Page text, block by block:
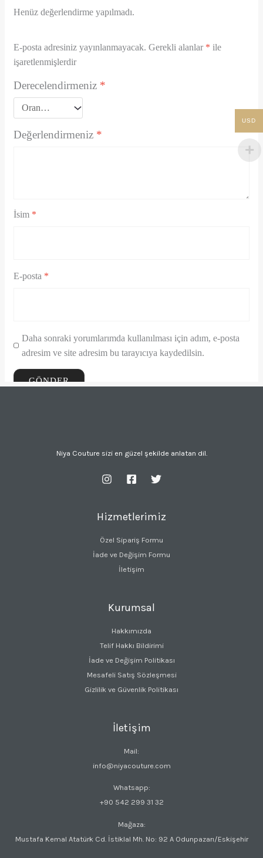
Henüz değerlendirme yapılmadı.
E-posta adresiniz yayınlanmayacak. Gerekli alanlar * ile
işaretlenmişlerdir
Derecelendirmeniz *
Değerlendirmeniz *
İsim *
E-posta *
Daha sonraki yorumlarımda kullanılması için adım, e-posta
adresim ve site adresim bu tarayıcıya kaydedilsin.
Niya Couture sizi en güzel şekilde anlatan dil.
Hizmetlerimiz
Özel Sipariş Formu
İade ve Değişim Formu
İletişim
Kurumsal
Hakkımızda
Telif Hakkı Bildirimi
İade ve Değişim Politikası
Mesafeli Satış Sözleşmesi
Gizlilik ve Güvenlik Politikası
İletişim
Mail:
info@niyacouture.com
Whatsapp:
+90 542 299 31 32
Mağaza:
Mustafa Kemal Atatürk Cd. İstiklal Mh. No: 92 A Odunpazarı/Eskişehir
USD